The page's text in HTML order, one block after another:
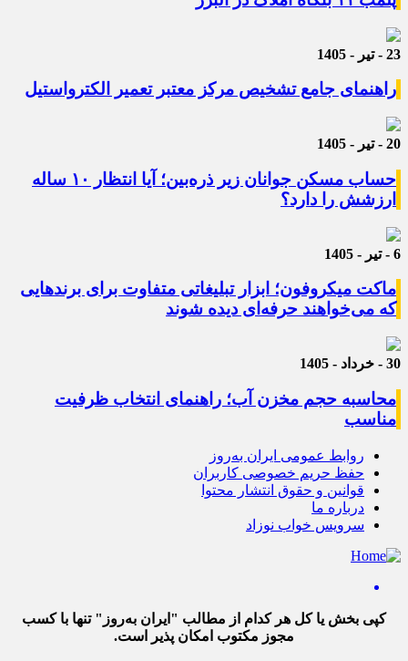
23 - تیر - 1405
راهنمای جامع تشخیص مرکز معتبر تعمیر الکترواستیل
20 - تیر - 1405
حساب مسکن جوانان زیر ذره‌بین؛ آیا انتظار ۱۰ ساله
ارزشش را دارد؟
6 - تیر - 1405
ماکت میکروفون؛ ابزار تبلیغاتی متفاوت برای برندهایی
که می‌خواهند حرفه‌ای دیده شوند
30 - خرداد - 1405
محاسبه حجم مخزن آب؛ راهنمای انتخاب ظرفیت
مناسب
روابط عمومی ایران به‌روز
حفظ حریم خصوصی کاربران
قوانین و حقوق انتشار محتوا
درباره ما
سرویس خواب نوزاد
کپی بخش یا کل هر کدام از مطالب "ایران به‌روز" تنها با کسب
مجوز مکتوب امکان پذیر است.